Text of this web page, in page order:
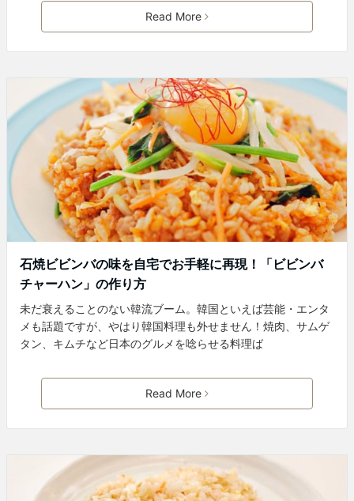
Read More
石焼ビビンバの味を自宅でお手軽に再現！「ビビンバ
チャーハン」の作り方
未だ衰えることのない韓流ブーム。韓国といえば芸能・エンタ
メも話題ですが、やはり韓国料理も外せません！焼肉、サムゲ
タン、キムチなど日本のグルメを唸らせる料理ば
Read More